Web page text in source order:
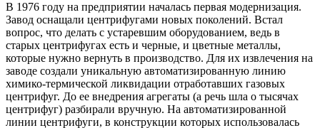
В 1976 году на предприятии началась первая модернизация.
Завод оснащали центрифугами новых поколений. Встал
вопрос, что делать с устаревшим оборудованием, ведь в
старых центрифугах есть и черные, и цветные металлы,
которые нужно вернуть в производство. Для их извлечения на
заводе создали уникальную автоматизированную линию
химико-термической ликвидации отработавших газовых
центрифуг. До ее внедрения агрегаты (а речь шла о тысячах
центрифуг) разбирали вручную. На автоматизированной
линии центрифуги, в конструкции которых использовалась